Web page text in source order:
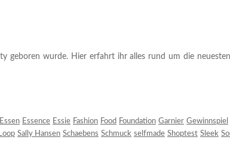
geboren wurde. Hier erfahrt ihr alles rund um die
Essen Essence Essie Fashion Food Foundation Garnier Gewinnspiel
Sally Hansen Schaebens Schmuck selfmade Shoptest Sleek